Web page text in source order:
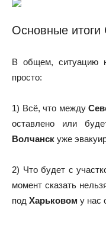
Основные
В общем, ситуацию
просто:
1) Всё, что между
оставлено или
Волчанск уже
2) Что будет с
момент сказать
под Харьковом у нас